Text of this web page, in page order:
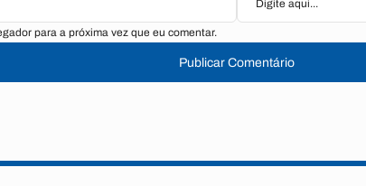
para a próxima vez que eu comentar.
Publicar Comentário